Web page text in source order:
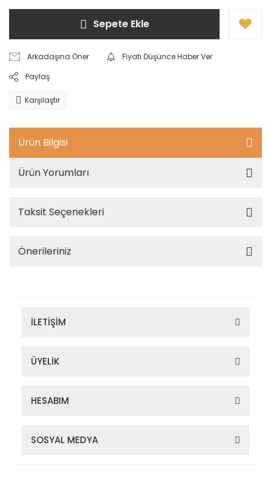
Sepete Ekle
Arkadaşına Öner
Fiyatı Düşünce Haber Ver
Paylaş
Karşılaştır
Ürün Bilgisi
Ürün Yorumları
Taksit Seçenekleri
Önerileriniz
İLETİŞİM
ÜYELİK
HESABIM
SOSYAL MEDYA